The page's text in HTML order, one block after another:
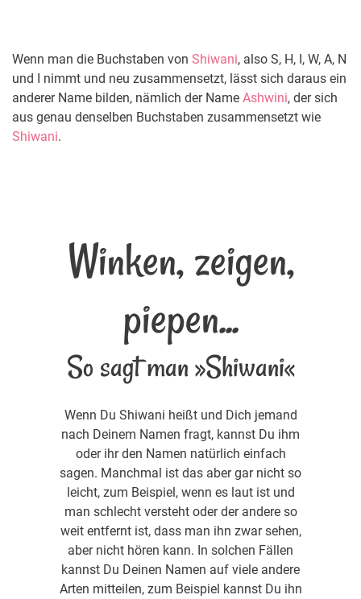
Wenn man die Buchstaben von Shiwani, also S, H, I, W, A, N
und I nimmt und neu zusammensetzt, lässt sich daraus ein
anderer Name bilden, nämlich der Name Ashwini, der sich
aus genau denselben Buchstaben zusammensetzt wie
Shiwani.
Winken, zeigen,
piepen...
So sagt man »Shiwani«
Wenn Du Shiwani heißt und Dich jemand
nach Deinem Namen fragt, kannst Du ihm
oder ihr den Namen natürlich einfach
sagen. Manchmal ist das aber gar nicht so
leicht, zum Beispiel, wenn es laut ist und
man schlecht versteht oder der andere so
weit entfernt ist, dass man ihn zwar sehen,
aber nicht hören kann. In solchen Fällen
kannst Du Deinen Namen auf viele andere
Arten mitteilen, zum Beispiel kannst Du ihn